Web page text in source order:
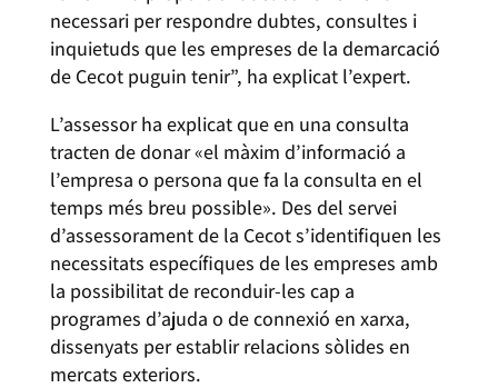
necessari per respondre dubtes, consultes i
inquietuds que les empreses de la demarcació
de Cecot puguin tenir”, ha explicat l’expert.
L’assessor ha explicat que en una consulta
tracten de donar «el màxim d’informació a
l’empresa o persona que fa la consulta en el
temps més breu possible». Des del servei
d’assessorament de la Cecot s’identifiquen les
necessitats específiques de les empreses amb
la possibilitat de reconduir-les cap a
programes d’ajuda o de connexió en xarxa,
dissenyats per establir relacions sòlides en
mercats exteriors.